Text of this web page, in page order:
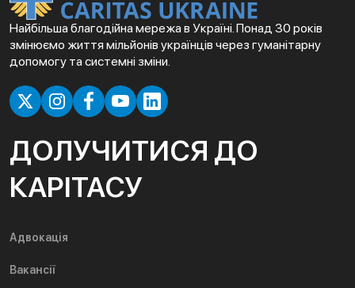
Найбільша благодійна мережа в Україні. Понад 30 років
змінюємо життя мільйонів українців через гуманітарну
допомогу та системні зміни.
ДОЛУЧИТИСЯ ДО
КАРІТАСУ
Адвокація
Вакансії